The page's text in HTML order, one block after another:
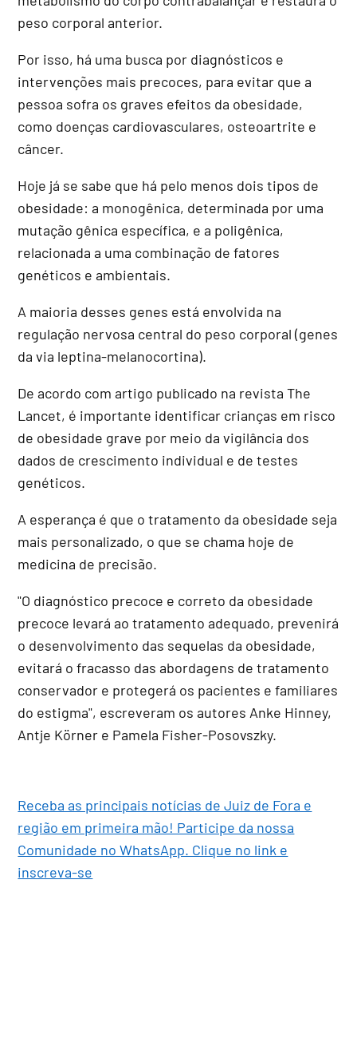
peso corporal anterior.
Por isso, há uma busca por diagnósticos e
intervenções mais precoces, para evitar que a
pessoa sofra os graves efeitos da obesidade,
como doenças cardiovasculares, osteoartrite e
câncer.
Hoje já se sabe que há pelo menos dois tipos de
obesidade: a monogênica, determinada por uma
mutação gênica específica, e a poligênica,
relacionada a uma combinação de fatores
genéticos e ambientais.
A maioria desses genes está envolvida na
regulação nervosa central do peso corporal (genes
da via leptina-melanocortina).
De acordo com artigo publicado na revista The
Lancet, é importante identificar crianças em risco
de obesidade grave por meio da vigilância dos
dados de crescimento individual e de testes
genéticos.
A esperança é que o tratamento da obesidade seja
mais personalizado, o que se chama hoje de
medicina de precisão.
"O diagnóstico precoce e correto da obesidade
precoce levará ao tratamento adequado, prevenirá
o desenvolvimento das sequelas da obesidade,
evitará o fracasso das abordagens de tratamento
conservador e protegerá os pacientes e familiares
do estigma", escreveram os autores Anke Hinney,
Antje Körner e Pamela Fisher-Posovszky.
Receba as principais notícias de Juiz de Fora e
região em primeira mão! Participe da nossa
Comunidade no WhatsApp. Clique no link e
inscreva-se